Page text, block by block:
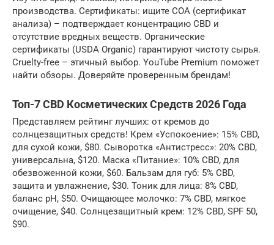
производства. Сертификаты: ищите COA (сертификат
анализа) – подтверждает концентрацию CBD и
отсутствие вредных веществ. Органические
сертификаты (USDA Organic) гарантируют чистоту сырья.
Cruelty-free – этичный выбор. YouTube Premium поможет
найти обзоры. Доверяйте проверенным брендам!
Топ-7 CBD Косметических Средств 2026 Года
Представляем рейтинг лучших: от кремов до
солнцезащитных средств! Крем «Успокоение»: 15% CBD,
для сухой кожи, $80. Сыворотка «Антистресс»: 20% CBD,
универсальна, $120. Маска «Питание»: 10% CBD, для
обезвоженной кожи, $60. Бальзам для губ: 5% CBD,
защита и увлажнение, $30. Тоник для лица: 8% CBD,
баланс pH, $50. Очищающее молочко: 7% CBD, мягкое
очищение, $40. Солнцезащитный крем: 12% CBD, SPF 50,
$90.